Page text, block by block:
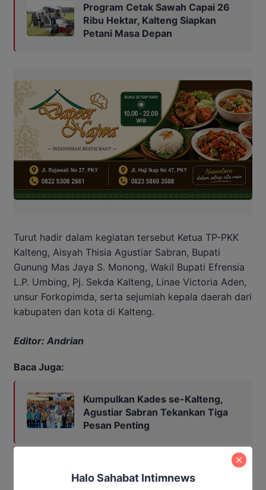
Program Cetak Sawah Capai 26
Ribu Hektar, Kalteng Siapkan
Petani Masa Depan
Turut hadir dalam kegiatan tersebut Ketua TP-PKK
Kalteng, Aisyah Thisia Agustiar Sabran, Bupati
Gunung Mas Jaya S. Monong, Wakil Bupati Efrensia
L.P. Umbing, Pj. Sekda Kalteng, Linae Victoria Aden,
unsur Forkopimda, serta sejumlah kepala daerah dari
kabupaten dan kota di Kalteng.
Editor: Andrian
Baca Juga:
Kumpulkan Kades se-Kalteng,
Agustiar Sabran Tekankan Tiga
Pesan Penting
Halo Sahabat Intimnews